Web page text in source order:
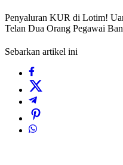
Penyaluran KUR di Lotim!
Telan Dua Orang Pegawai
Sebarkan artikel ini